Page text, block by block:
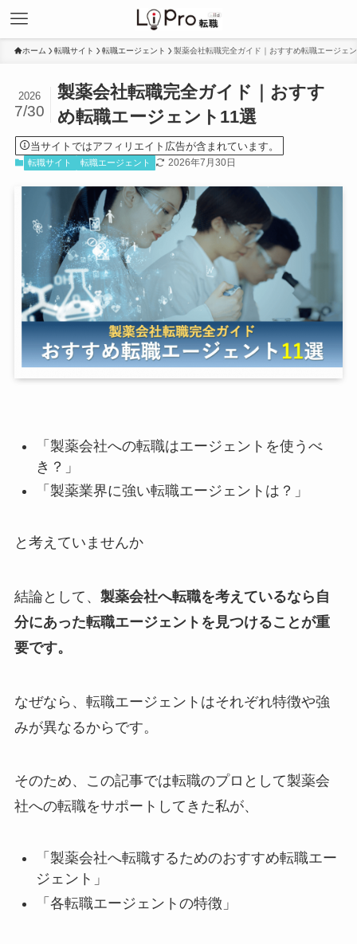
ホーム 転職サイト 転職エージェント 製薬会社転職完全ガイド｜おすすめ転職エージェ
製薬会社転職完全ガイド｜おすす
め転職エージェント11選
2026
7/30
当サイトではアフィリエイト広告が含まれています。
転職サイト 転職エージェント 2026年7月30日
「製薬会社への転職はエージェントを使うべ
き？」
「製薬業界に強い転職エージェントは？」
と考えていませんか
結論として、 製薬会社へ転職を考えているなら自
分にあった転職エージェントを見つけることが重
要です。
なぜなら、転職エージェントはそれぞれ特徴や強
みが異なるからです。
そのため、この記事では転職のプロとして製薬会
社への転職をサポートしてきた私が、
「製薬会社へ転職するためのおすすめ転職エー
ジェント」
「各転職エージェントの特徴」